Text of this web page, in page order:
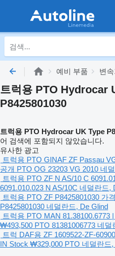
예비 부품 변속
트럭용 PTO Hydrocar
P8425801030
트럭용 PTO Hydrocar UK Type
어 검색에 포함되지 않았습니다.
유사한 광고
트럭용 PTO GINAF ZF Passau
공개 PTO OG 23203 VG 2010 네
트럭용 PTO ZF N AS/10 C
6091.010.023 N AS/10C 네덜란드,
트럭용 PTO ZF P8425801030 가
P8425801030 네덜란드, De Glind
트럭용 PTO MAN 81.38100.6773
₩493,500 PTO 81381006773 네덜
트럭 DAF용 ZF 1609522-ZF-
IN Stock ₩329,000 PTO 네덜란드